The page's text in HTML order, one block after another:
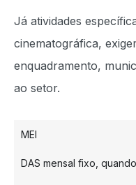
Já atividades
cinematográfica,
enquadramento,
ao setor.
MEI
DAS mensal fixo,